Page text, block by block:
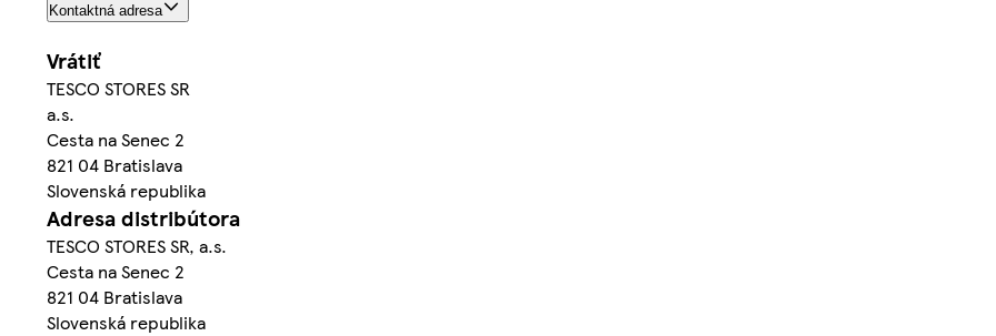
Kontaktná adresa
Vrátiť
TESCO STORES SR
a.s.
Cesta na Senec 2
821 04 Bratislava
Slovenská republika
Adresa distribútora
TESCO STORES SR, a.s.
Cesta na Senec 2
821 04 Bratislava
Slovenská republika